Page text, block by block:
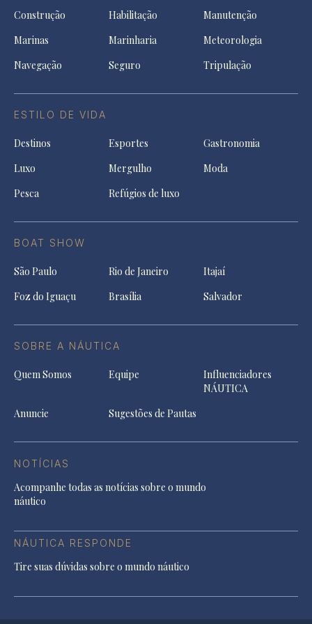
Construção Habilitação
Manutenção
Marinas
Marinharia
Meteorologia
Navegação
Seguro Tripulação
ESTILO DE VIDA
Destinos Esportes
Gastronomia
Luxo
Mergulho
Moda
Pesca
Refúgios de luxo
BOAT SHOW
São Paulo Rio de Janeiro
Itajaí
Foz do Iguaçu
Brasília Salvador
SOBRE A NÁUTICA
Quem Somos Equipe
Influenciadores
NÁUTICA
Anuncie
Sugestões de Pautas
NOTÍCIAS
Acompanhe todas as notícias sobre o mundo
náutico
NÁUTICA RESPONDE
Tire suas dúvidas sobre o mundo náutico